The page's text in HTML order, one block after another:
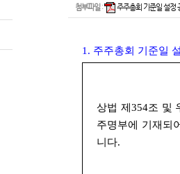
첨부파일: 주주총회 기준일 설정
1. 주주총회 기준일
상법 제354조 및
주명부에 기재되
니다.